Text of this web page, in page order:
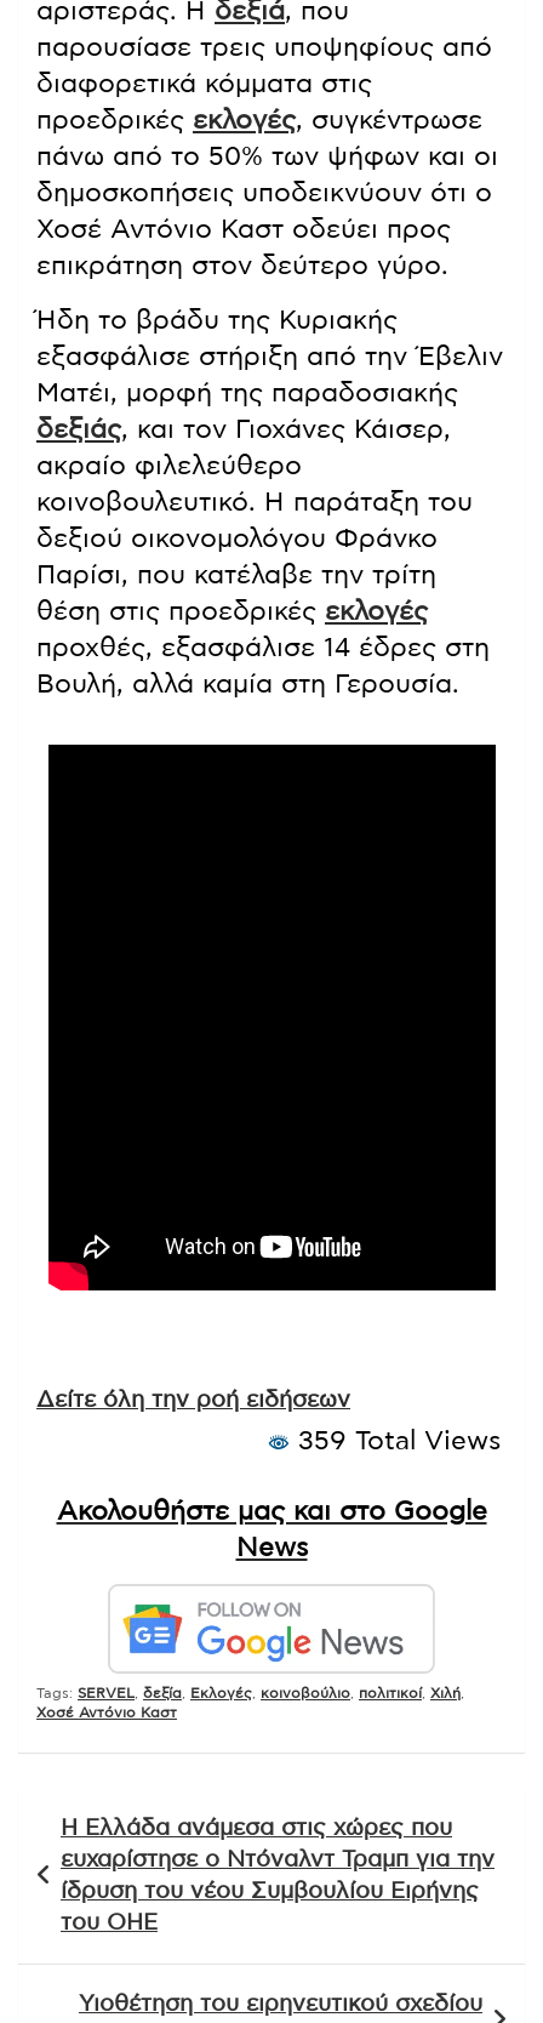
αριστεράς. Η δεξιά, που
παρουσίασε τρεις υποψηφίους από
διαφορετικά κόμματα στις
προεδρικές εκλογές, συγκέντρωσε
πάνω από το 50% των ψήφων και οι
δημοσκοπήσεις υποδεικνύουν ότι ο
Χοσέ Αντόνιο Καστ οδεύει προς
επικράτηση στον δεύτερο γύρο.
Ήδη το βράδυ της Κυριακής
εξασφάλισε στήριξη από την Έβελιν
Ματέι, μορφή της παραδοσιακής
δεξιάς, και τον Γιοχάνες Κάισερ,
ακραίο φιλελεύθερο
κοινοβουλευτικό. Η παράταξη του
δεξιού οικονομολόγου Φράνκο
Παρίσι, που κατέλαβε την τρίτη
θέση στις προεδρικές εκλογές
προχθές, εξασφάλισε 14 έδρες στη
Βουλή, αλλά καμία στη Γερουσία.
Δείτε όλη την ροή ειδήσεων
359 Total Views
Ακολουθήστε μας και στο Google
News
Tags: SERVEL δεξία Εκλογές κοινοβούλιο πολιτικοί, Χιλή
Χοσέ Αντόνιο Καστ
άρθρων
Η Ελλάδα ανάμεσα στις χώρες που
ευχαρίστησε ο Ντόναλντ Τραμπ για την
ίδρυση του νέου Συμβουλίου Ειρήνης
του ΟΗΕ
Υιοθέτηση του ειρηνευτικού σχεδίου